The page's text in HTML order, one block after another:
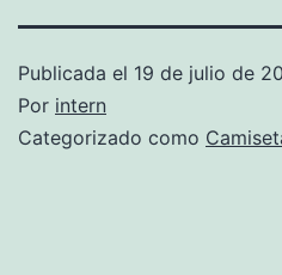
Publicada el 19 de julio de
Por intern
Categorizado como